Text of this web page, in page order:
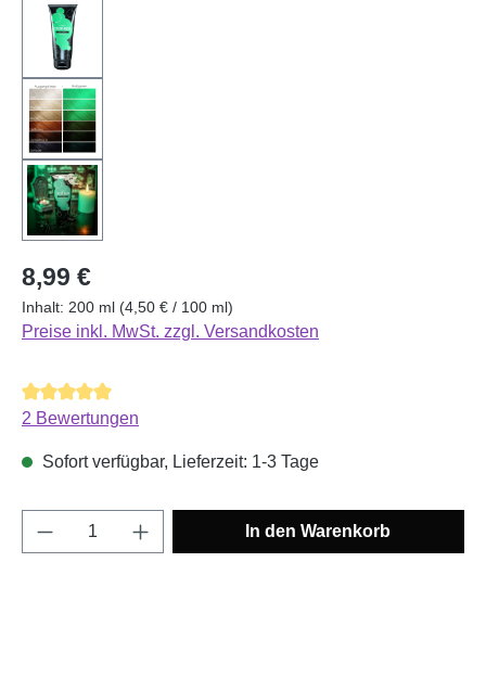
Regulärer Preis:
8,99 €
Inhalt: 200 ml (4,50 € / 100 ml)
Preise inkl. MwSt. zzgl. Versandkosten
Durchschnittliche Bewertung von 5 von 5 Sternen
2 Bewertungen
Sofort verfügbar, Lieferzeit: 1-3 Tage
Produkt Anzahl: Gib den gewünschten
In den Warenkorb